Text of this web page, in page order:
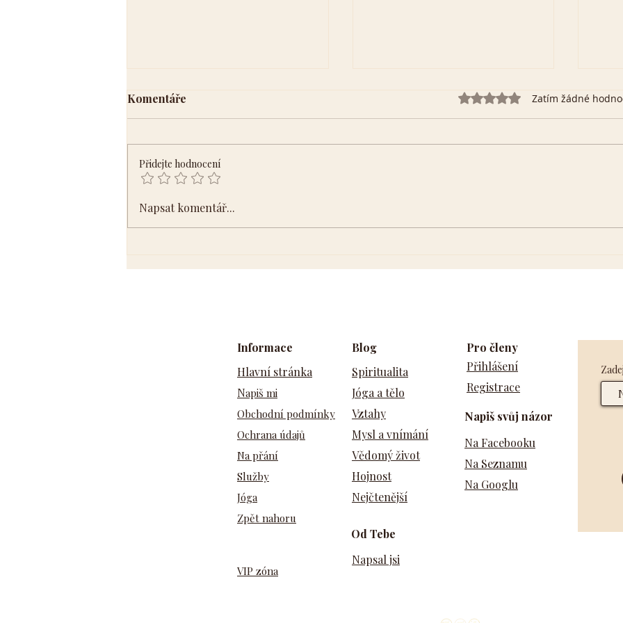
Význam čísla osm
Komentáře Hodnoceno 0 z 5 hvězdiček.
Zatím žádné
Přidejte hodnocení
Napsat komentář...
Informace
Hlavní stránka
Napiš mi
Obchodní podmínky
Ochrana údajů
Na přání
Služby
Jóga
Zpět nahoru
Blog
Spiritualita
Jóga a tělo
Vztahy
Mysl a vnímání
Vědomý život
Hojnost
Nejčtenější
Od Tebe
VIP zóna
Napsal jsi
Pro členy
Přihlášení
Registrace
Napiš svůj názor
Na Facebooku
Na Seznamu
Na Googlu